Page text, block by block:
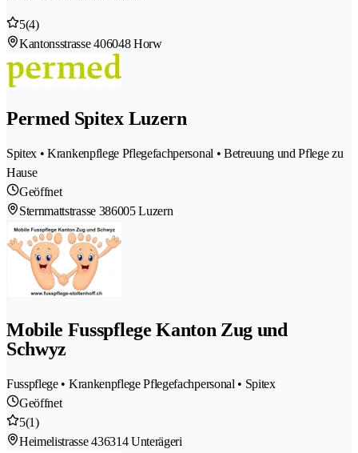
5(4)
Kantonsstrasse 406048 Horw
Permed Spitex Luzern
Spitex • Krankenpflege Pflegefachpersonal • Betreuung und Pflege zu
Hause
Geöffnet
Sternmattstrasse 386005 Luzern
Mobile Fusspflege Kanton Zug und
Schwyz
Fusspflege • Krankenpflege Pflegefachpersonal • Spitex
Geöffnet
5(1)
Heimelistrasse 436314 Unterägeri